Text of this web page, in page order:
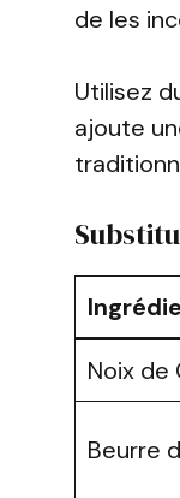
de les
Utilisez
ajoute
Noix de
Beurre